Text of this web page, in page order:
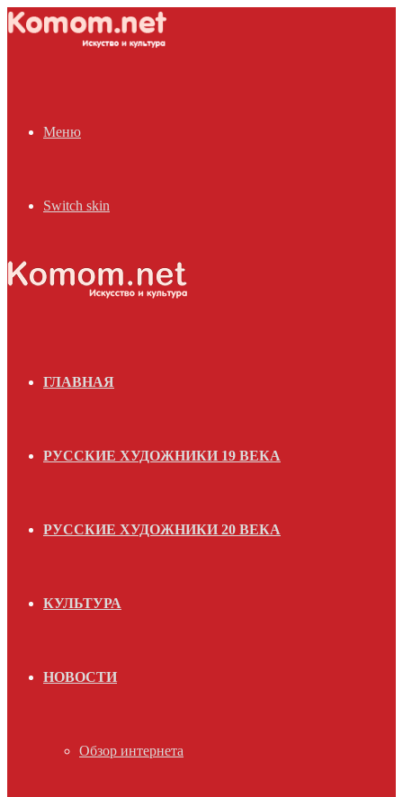
Меню
Switch skin
ГЛАВНАЯ
РУССКИЕ ХУДОЖНИКИ 19 ВЕКА
РУССКИЕ ХУДОЖНИКИ 20 ВЕКА
КУЛЬТУРА
НОВОСТИ
Обзор интернета